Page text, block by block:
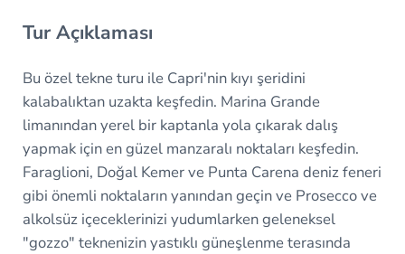
Tur Açıklaması
Bu özel tekne turu ile Capri'nin kıyı şeridini
kalabalıktan uzakta keşfedin. Marina Grande
limanından yerel bir kaptanla yola çıkarak dalış
yapmak için en güzel manzaralı noktaları keşfedin.
Faraglioni, Doğal Kemer ve Punta Carena deniz feneri
gibi önemli noktaların yanından geçin ve Prosecco ve
alkolsüz içeceklerinizi yudumlarken geleneksel
"gozzo" teknenizin yastıklı güneşlenme terasında